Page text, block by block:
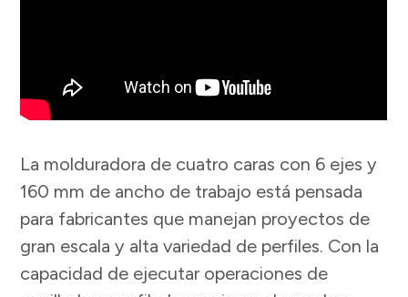
La molduradora de cuatro caras con 6 ejes y
160 mm de ancho de trabajo está pensada
para fabricantes que manejan proyectos de
gran escala y alta variedad de perfiles. Con la
capacidad de ejecutar operaciones de